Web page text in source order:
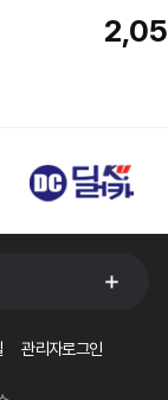
관리자로그인